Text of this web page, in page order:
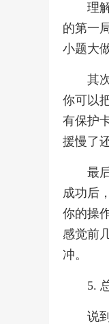
理
的第一
小题大
其
你可以
有保护
援慢了
最
成功后
你的操
感觉前
冲。
5.
说